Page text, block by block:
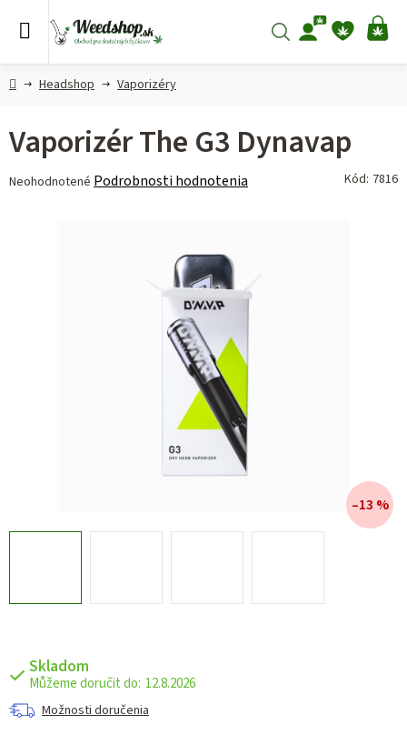
Hľadať
DomovHeadshop Vaporizéry
Skladom
12.8.2026
Možnosti doručenia
Vaporizér The G3 Dynavap
Priemerné
Neohodnotené Podrobnosti hodnotenia Kód: 7816
–13 %